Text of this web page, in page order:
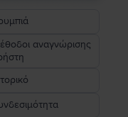
αναγνώρισης